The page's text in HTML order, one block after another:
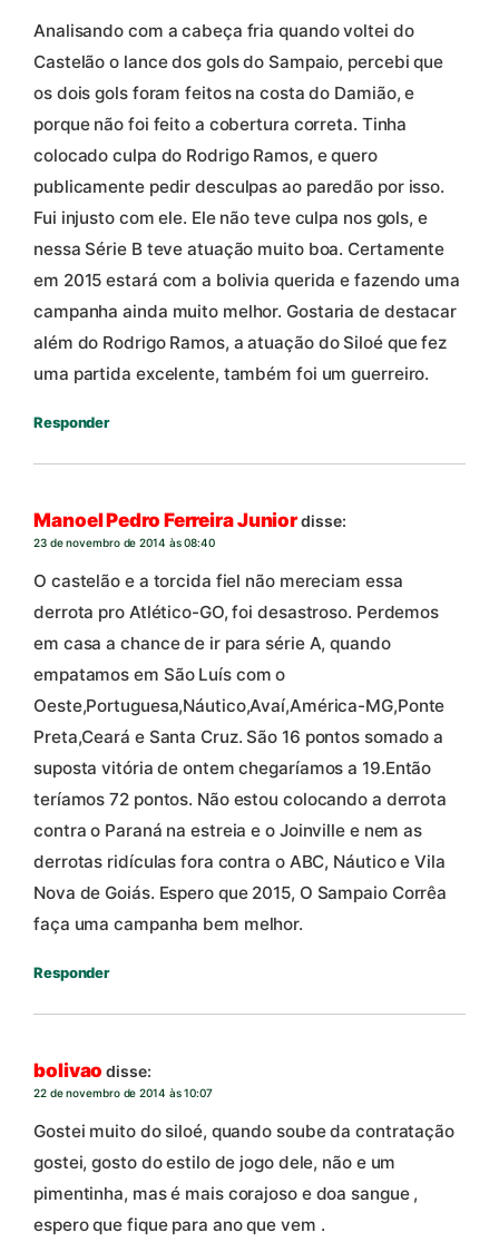
Analisando com a cabeça fria quando voltei do
Castelão o lance dos gols do Sampaio, percebi que
os dois gols foram feitos na costa do Damião, e
porque não foi feito a cobertura correta. Tinha
colocado culpa do Rodrigo Ramos, e quero
publicamente pedir desculpas ao paredão por isso.
Fui injusto com ele. Ele não teve culpa nos gols, e
nessa Série B teve atuação muito boa. Certamente
em 2015 estará com a bolivia querida e fazendo uma
campanha ainda muito melhor. Gostaria de destacar
além do Rodrigo Ramos, a atuação do Siloé que fez
uma partida excelente, também foi um guerreiro.
Responder
Manoel Pedro Ferreira Juniordisse:
23 de novembro de 2014 às 08:40
O castelão e a torcida fiel não mereciam essa
derrota pro Atlético-GO, foi desastroso. Perdemos
em casa a chance de ir para série A, quando
empatamos em São Luís com o
Oeste,Portuguesa,Náutico,Avaí,América-MG,Ponte
Preta,Ceará e Santa Cruz. São 16 pontos somado a
suposta vitória de ontem chegaríamos a 19.Então
teríamos 72 pontos. Não estou colocando a derrota
contra o Paraná na estreia e o Joinville e nem as
derrotas ridículas fora contra o ABC, Náutico e Vila
Nova de Goiás. Espero que 2015, O Sampaio Corrêa
faça uma campanha bem melhor.
Responder
bolivao disse:
22 de novembro de 2014 às 10:07
Gostei muito do siloé, quando soube da contratação
gostei, gosto do estilo de jogo dele, não e um
pimentinha, mas é mais corajoso e doa sangue ,
espero que fique para ano que vem .